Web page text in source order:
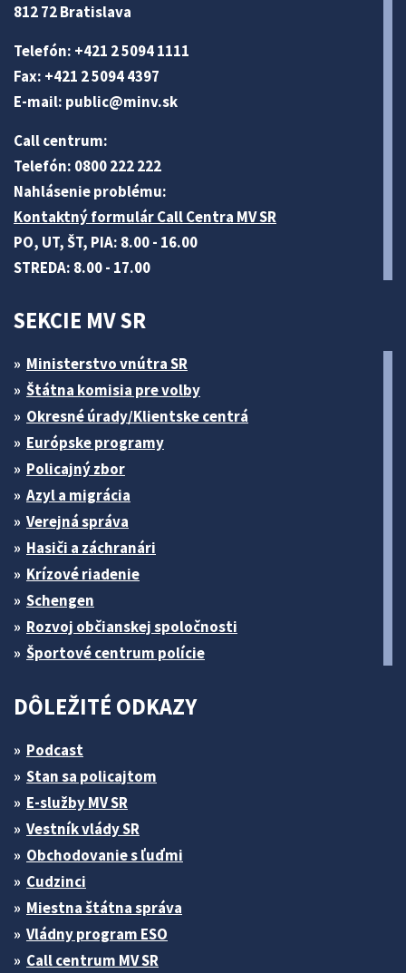
812 72 Bratislava
Telefón: +421 2 5094 1111
Fax: +421 2 5094 4397
E-mail: public@minv.sk
Call centrum:
Telefón: 0800 222 222
Nahlásenie problému:
Kontaktný formulár Call Centra MV SR
PO, UT, ŠT, PIA: 8.00 - 16.00
STREDA: 8.00 - 17.00
SEKCIE MV SR
Ministerstvo vnútra SR
Štátna komisia pre volby
Okresné úrady/Klientske centrá
Európske programy
Policajný zbor
Azyl a migrácia
Verejná správa
Hasiči a záchranári
Krízové riadenie
Schengen
Rozvoj občianskej spoločnosti
Športové centrum polície
DÔLEŽITÉ ODKAZY
Podcast
Stan sa policajtom
E-služby MV SR
Vestník vlády SR
Obchodovanie s ľuďmi
Cudzinci
Miestna štátna správa
Vládny program ESO
Call centrum MV SR